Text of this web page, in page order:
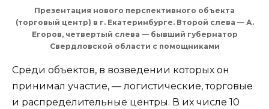
Презентация нового перспективного объекта
(торговый центр) в г. Екатеринбурге. Второй слева — А.
Егоров, четвертый слева — бывший губернатор
Свердловской области с помощниками
Среди объектов, в возведении которых он
принимал участие, — логистические, торговые
и распределительные центры. В их числе 10